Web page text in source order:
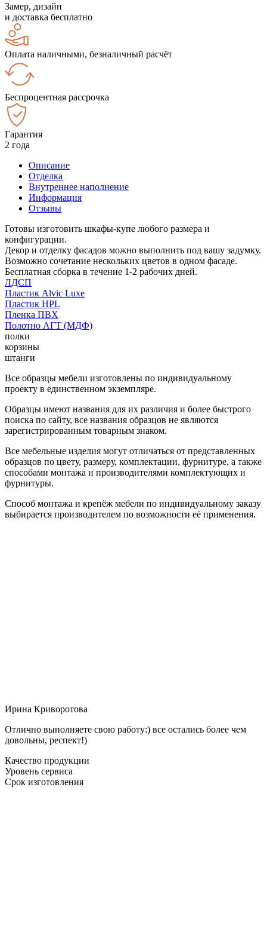
Замер, дизайн
и доставка бесплатно
Оплата наличными, безналичный расчёт
Беспроцентная рассрочка
Гарантия
2 года
Описание
Отделка
Внутреннее наполнение
Информация
Отзывы
Готовы изготовить шкафы-купе любого размера и
конфигурации.
Декор и отделку фасадов можно выполнить под вашу задумку.
Возможно сочетание нескольких цветов в одном фасаде.
Бесплатная сборка в течение 1-2 рабочих дней.
ЛДСП
Пластик Alvic Luxe
Пластик HPL
Пленка ПВХ
Полотно АГТ (МДФ)
полки
корзины
штанги
Все образцы мебели изготовлены по индивидуальному
проекту в единственном экземпляре.
Образцы имеют названия для их различия и более быстрого
поиска по сайту, все названия образцов не являются
зарегистрированным товарным знаком.
Все мебельные изделия могут отличаться от представленных
образцов по цвету, размеру, комплектации, фурнитуре, а также
способами монтажа и производителями комплектующих и
фурнитуры.
Способ монтажа и крепёж мебели по индивидуальному заказу
выбирается производителем по возможности её применения.
Ирина Криворотова
Отлично выполняете свою работу:) все остались более чем
довольны, респект!)
Качество продукции
Уровень сервиса
Срок изготовления